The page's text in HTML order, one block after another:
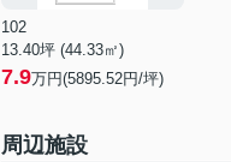
102
13.40坪 (44.33㎡)
7.9万円(5895.52円/坪)
周辺施設